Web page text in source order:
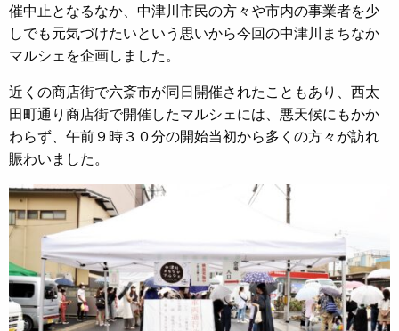
催中止となるなか、中津川市民の方々や市内の事業者を少
しでも元気づけたいという思いから今回の中津川まちなか
マルシェを企画しました。
近くの商店街で六斎市が同日開催されたこともあり、西太
田町通り商店街で開催したマルシェには、悪天候にもかか
わらず、午前９時３０分の開始当初から多くの方々が訪れ
賑わいました。